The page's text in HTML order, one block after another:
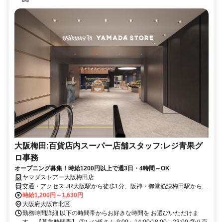
大阪梅田:百貨店内スーパー店舗スタッフ:レジ青果グ
ロ事務
オープニング募集！時給1200円以上で週3日・4時間～OK
ヤマダストアー大阪梅田店
交通・アクセス JR大阪駅から徒歩1分、阪神・御堂筋線梅田駅から徒
歩2分
時給1,200円～1,630円
大阪府大阪市北区
勤務時間詳細 以下の時間帯からお好きな時間を お選びいただけま